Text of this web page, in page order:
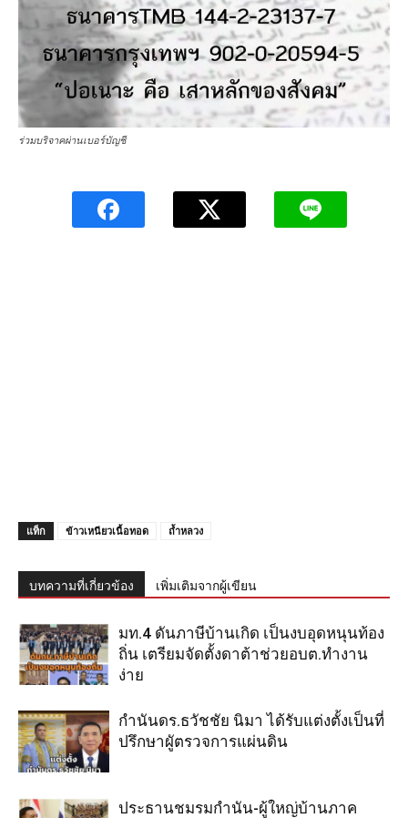
ร่วมบริจาคผ่านเบอร์บัญชี
แท็ก ข้าวเหนียวเนื้อทอด ถ้ำหลวง
บทความที่เกี่ยวข้อง เพิ่มเติมจากผู้เขียน
มท.4 ดันภาษีบ้านเกิด เป็นงบอุดหนุนท้อง
ถิ่น เตรียมจัดตั้งดาต้าช่วยอบต.ทำงาน
ง่าย
กำนันดร.ธวัชชัย นิมา ได้รับแต่งตั้งเป็นที่
ปรึกษาผูัตรวจการแผ่นดิน
ประธานชมรมกำนัน-ผู้ใหญ่บ้านภาค